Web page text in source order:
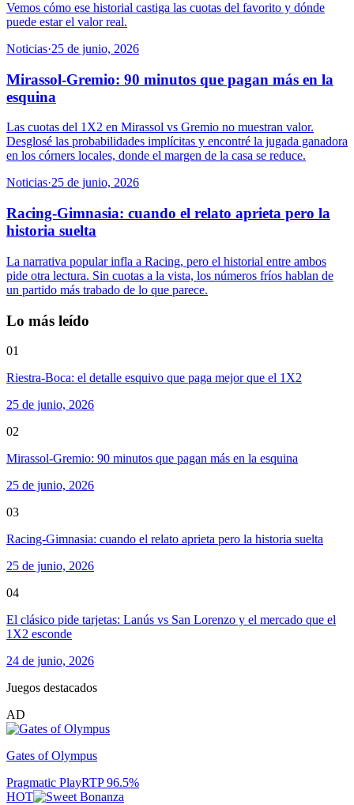
Vemos cómo ese historial castiga las cuotas del favorito y dónde
puede estar el valor real.
Noticias·25 de junio, 2026
Mirassol-Gremio: 90 minutos que pagan más en la
esquina
Las cuotas del 1X2 en Mirassol vs Gremio no muestran valor.
Desglosé las probabilidades implícitas y encontré la jugada ganadora
en los córners locales, donde el margen de la casa se reduce.
Noticias·25 de junio, 2026
Racing-Gimnasia: cuando el relato aprieta pero la
historia suelta
La narrativa popular infla a Racing, pero el historial entre ambos
pide otra lectura. Sin cuotas a la vista, los números fríos hablan de
un partido más trabado de lo que parece.
Lo más leído
01
Riestra-Boca: el detalle esquivo que paga mejor que el 1X2
25 de junio, 2026
02
Mirassol-Gremio: 90 minutos que pagan más en la esquina
25 de junio, 2026
03
Racing-Gimnasia: cuando el relato aprieta pero la historia suelta
25 de junio, 2026
04
El clásico pide tarjetas: Lanús vs San Lorenzo y el mercado que el
1X2 esconde
24 de junio, 2026
Juegos destacados
AD
Gates of Olympus
Pragmatic PlayRTP96.5%
HOT